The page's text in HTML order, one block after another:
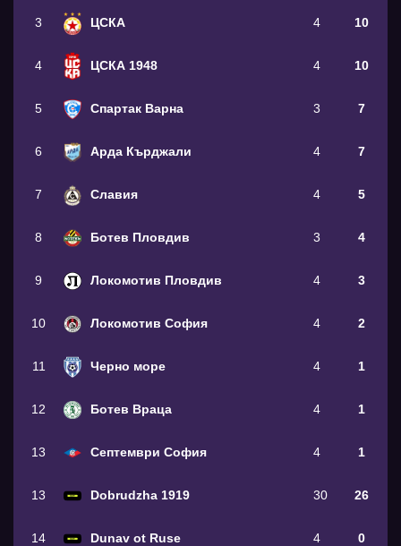
3 ЦСКА 4 10
4 ЦСКА 1948 4 10
5 Спартак Варна 3 7
6 Арда Кърджали 4 7
7 Славия 4 5
8 Ботев Пловдив 3 4
9 Локомотив Пловдив 4 3
10 Локомотив София 4 2
11 Черно море 4 1
12 Ботев Враца 4 1
13 Септември София 4 1
13 Dobrudzha 1919 30 26
14 Dunav ot Ruse 4 0